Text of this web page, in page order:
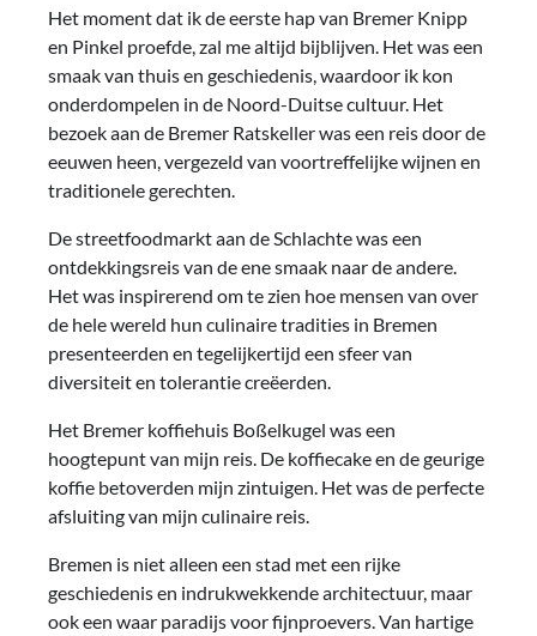
Het moment dat ik de eerste hap van Bremer Knipp
en Pinkel proefde, zal me altijd bijblijven. Het was een
smaak van thuis en geschiedenis, waardoor ik kon
onderdompelen in de Noord-Duitse cultuur. Het
bezoek aan de Bremer Ratskeller was een reis door de
eeuwen heen, vergezeld van voortreffelijke wijnen en
traditionele gerechten.
De streetfoodmarkt aan de Schlachte was een
ontdekkingsreis van de ene smaak naar de andere.
Het was inspirerend om te zien hoe mensen van over
de hele wereld hun culinaire tradities in Bremen
presenteerden en tegelijkertijd een sfeer van
diversiteit en tolerantie creëerden.
Het Bremer koffiehuis Boßelkugel was een
hoogtepunt van mijn reis. De koffiecake en de geurige
koffie betoverden mijn zintuigen. Het was de perfecte
afsluiting van mijn culinaire reis.
Bremen is niet alleen een stad met een rijke
geschiedenis en indrukwekkende architectuur, maar
ook een waar paradijs voor fijnproevers. Van hartige